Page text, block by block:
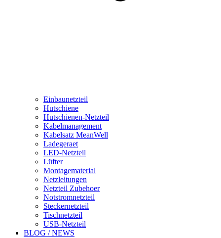
Einbaunetzteil
Hutschiene
Hutschienen-Netzteil
Kabelmanagement
Kabelsatz MeanWell
Ladegeraet
LED-Netzteil
Lüfter
Montagematerial
Netzleitungen
Netzteil Zubehoer
Notstromnetzteil
Steckernetzteil
Tischnetzteil
USB-Netzteil
BLOG / NEWS